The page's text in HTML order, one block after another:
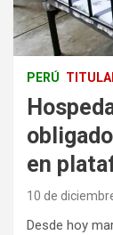
PERÚ
en
10 de
Desde hoy